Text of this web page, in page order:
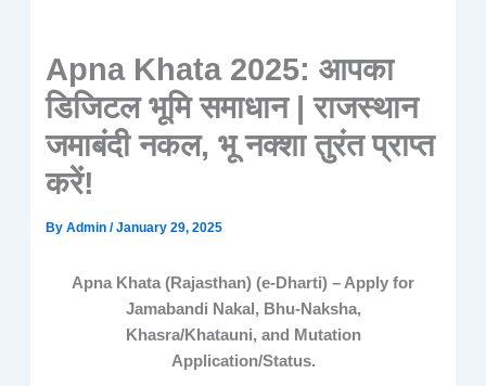
Apna Khata 2025: आपका
डिजिटल भूमि समाधान | राजस्थान
जमाबंदी नकल, भू नक्शा तुरंत प्राप्त
करें!
ByAdmin/January 29, 2025
Apna Khata (Rajasthan) (e-Dharti) – Apply for
Jamabandi Nakal, Bhu-Naksha,
Khasra/Khatauni, and Mutation
Application/Status.